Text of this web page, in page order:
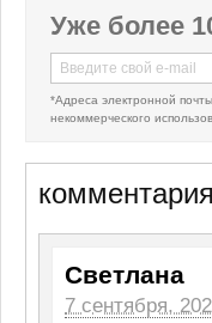
Уже более
*Адреса электронной
некоммерческого
Светлана
7 сентября,